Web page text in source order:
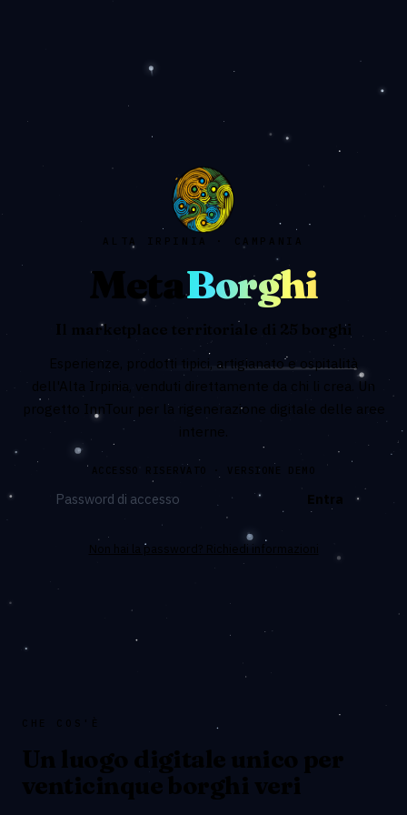
ALTA IRPINIA · CAMPANIA
MetaBorghi
Il marketplace territoriale di 25 borghi
Esperienze, prodotti tipici, artigianato e ospitalità
dell'Alta Irpinia, venduti direttamente da chi li crea. Un
progetto InnTour per la rigenerazione digitale delle aree
interne.
ACCESSO RISERVATO · VERSIONE DEMO
Entra
Non hai la password? Richiedi informazioni
CHE COS'È
Un luogo digitale unico per
venticinque borghi veri